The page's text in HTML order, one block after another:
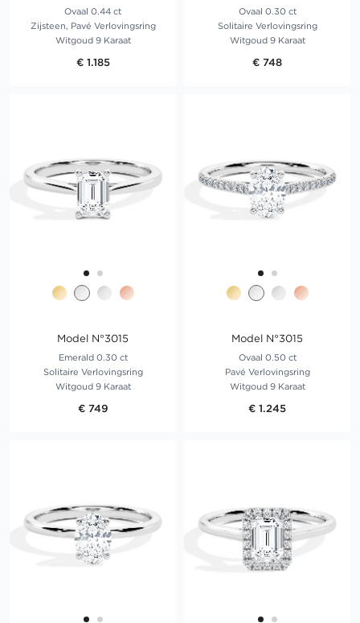
Ovaal 0.44 ct
Zijsteen, Pavé Verlovingsring
Witgoud 9 Karaat
€ 1.185
Ovaal 0.30 ct
Solitaire Verlovingsring
Witgoud 9 Karaat
€ 748
Model N°3015
Emerald 0.30 ct
Solitaire Verlovingsring
Witgoud 9 Karaat
€ 749
Model N°3015
Ovaal 0.50 ct
Pavé Verlovingsring
Witgoud 9 Karaat
€ 1.245